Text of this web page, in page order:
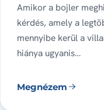
Amikor a bojler
kérdés, amely a
mennyibe kerül a
hiánya ugyanis…
Megnézem